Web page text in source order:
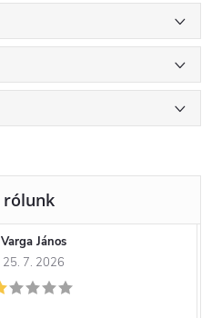
Varga János
25. 7. 2026